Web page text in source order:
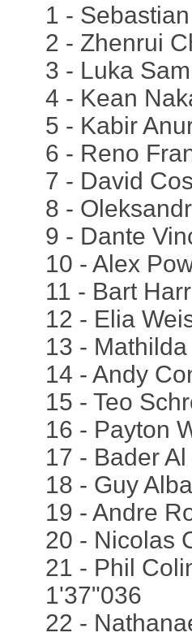
1 -
2 - Zhenrui
3 - Luka
4 - Kean
5 - Kabir
6 - Reno
7 - David
8 -
9 - Dante
10 - Alex
11 - Bart
12 - Elia
13 -
14 - Andy
15 - Teo
16 - Payton
17 - Bader
18 - Guy
19 - Andre
20 - Nicolas
21 - Phil
1'37"036
22 -